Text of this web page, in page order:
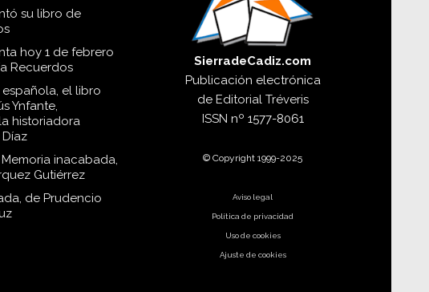
su libro de
hoy 1 de febrero
Recuerdos
el libro
Ynfante,
historiadora
inacabada,
Gutiérrez
de Prudencio
SierradeCadiz.com
Publicación electrónica
de Editorial Tréveris
ISSN nº 1577-8061
© Copyright 1999-2025
Aviso legal
Política de privacidad
Uso de cookies
Ajuste de cookies